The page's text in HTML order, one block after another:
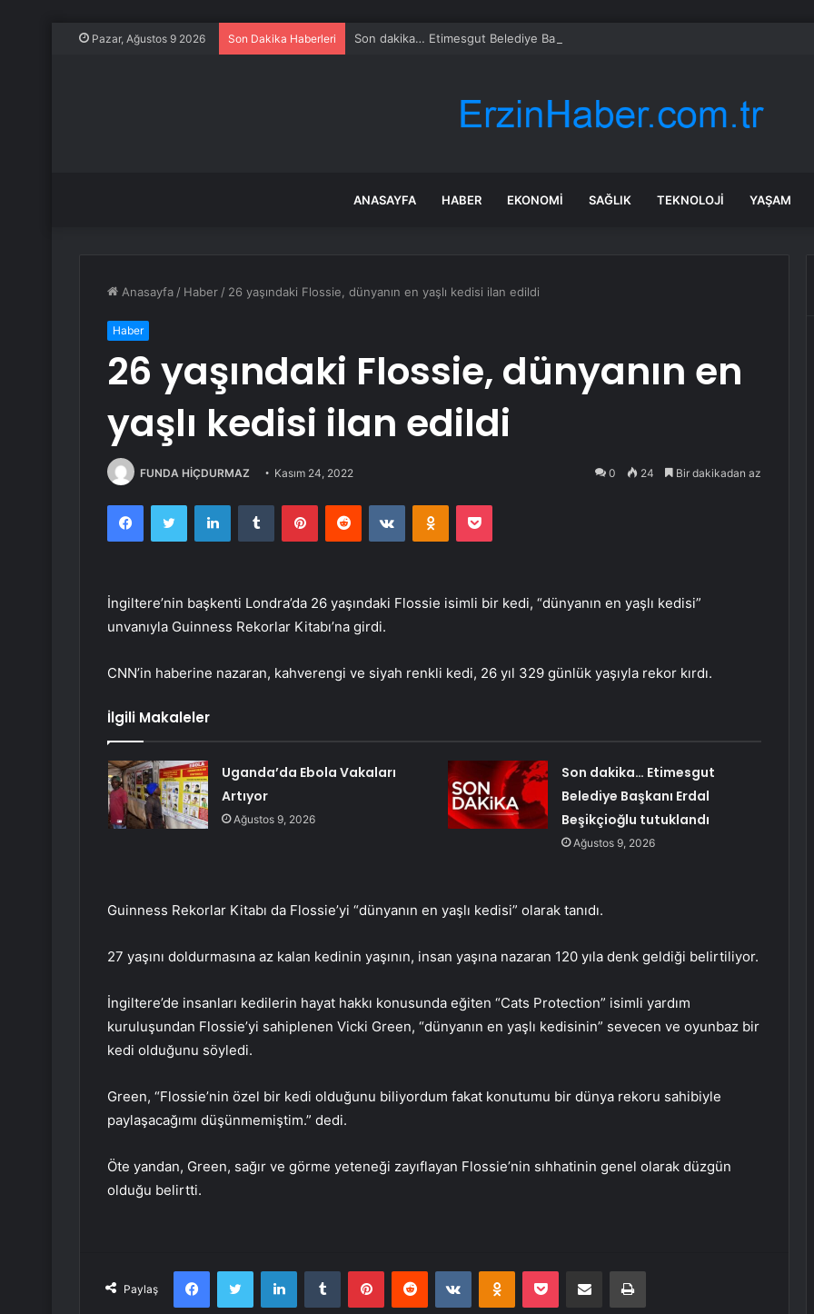
Pazar, Ağustos 9 2026 Son Dakika Haberleri Son dakika… Etimesgut Belediye Başkanı Erdal Beşikçioğlu tutuklandı
ANASAYFA HABER EKONOMI SAĞLIK TEKNOLOJI YAŞAM
Anasayfa / Haber / 26 yaşındaki Flossie, dünyanın en yaşlı kedisi ilan edildi
Haber
26 yaşındaki Flossie, dünyanın en
yaşlı kedisi ilan edildi
FUNDA HİÇDURMAZ Kasım 24, 2022 0 24 Bir dakikadan az
FacebookTwitter LinkedInTumblr PinterestReddit VKontakteOdnoklassniki
Pocket
İngiltere’nin başkenti Londra’da 26 yaşındaki Flossie isimli bir kedi, “dünyanın en yaşlı kedisi”
unvanıyla Guinness Rekorlar Kitabı’na girdi.
CNN’in haberine nazaran, kahverengi ve siyah renkli kedi, 26 yıl 329 günlük yaşıyla rekor kırdı.
İlgili Makaleler
Uganda’da Ebola Vakaları
Artıyor
Ağustos 9, 2026
Son dakika… Etimesgut
Belediye Başkanı Erdal
Beşikçioğlu tutuklandı
Ağustos 9, 2026
Guinness Rekorlar Kitabı da Flossie’yi “dünyanın en yaşlı kedisi” olarak tanıdı.
27 yaşını doldurmasına az kalan kedinin yaşının, insan yaşına nazaran 120 yıla denk geldiği belirtiliyor.
İngiltere’de insanları kedilerin hayat hakkı konusunda eğiten “Cats Protection” isimli yardım
kuruluşundan Flossie’yi sahiplenen Vicki Green, “dünyanın en yaşlı kedisinin” sevecen ve oyunbaz bir
kedi olduğunu söyledi.
Green, “Flossie’nin özel bir kedi olduğunu biliyordum fakat konutumu bir dünya rekoru sahibiyle
paylaşacağımı düşünmemiştim.” dedi.
Öte yandan, Green, sağır ve görme yeteneği zayıflayan Flossie’nin sıhhatinin genel olarak düzgün
olduğu belirtti.
Paylaş
FacebookTwitter LinkedInTumblr PinterestReddit VKontakteOdnoklassniki
Pocket E-Posta ile paylaş Yazdır